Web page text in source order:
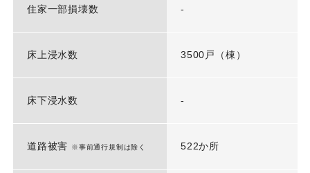
住家一部損壊数 -
床上浸水数 3500戸（棟）
床下浸水数 -
道路被害 ※事前通行規制は除く 522か所